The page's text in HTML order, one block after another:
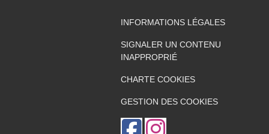
INFORMATIONS LÉGALES
SIGNALER UN CONTENU
INAPPROPRIÉ
CHARTE COOKIES
GESTION DES COOKIES